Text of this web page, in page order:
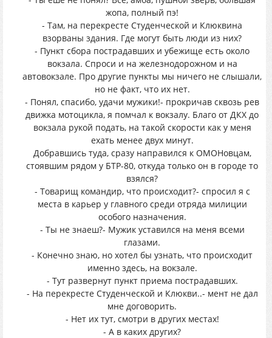
жопа, полный пэ!
- Там, на перекресте Студенческой и Клюквина
взорваны здания. Где могут быть люди из них?
- Пункт сбора пострадавших и убежище есть около
вокзала. Спроси и на железнодорожном и на
автовокзале. Про другие пункты мы ничего не слышали,
но не факт, что их нет.
- Понял, спасибо, удачи мужики!- прокричав сквозь рев
движка мотоцикла, я помчал к вокзалу. Благо от ДКХ до
вокзала рукой подать, на такой скорости как у меня
ехать менее двух минут.
Добравшись туда, сразу направился к ОМОНовцам,
стоявшим рядом у БТР-80, откуда только он в городе то
взялся?
- Товарищ командир, что происходит?- спросил я с
места в карьер у главного среди отряда милиции
особого назначения.
- Ты не знаеш?- Мужик уставился на меня всеми
глазами.
- Конечно знаю, но хотел бы узнать, что происходит
именно здесь, на вокзале.
- Тут развернут пункт приема пострадавших.
- На перекресте Студенческой и Клюкви..- мент не дал
мне договорить.
- Нет их тут, смотри в других местах!
- А в каких других?